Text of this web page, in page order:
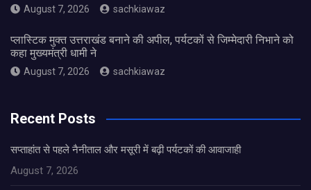
August 7, 2026 sachkiawaz
प्लास्टिक मुक्त उत्तराखंड बनाने की अपील, पर्यटकों से जिम्मेदारी निभाने को
कहा मुख्यमंत्री धामी ने
August 7, 2026 sachkiawaz
Recent Posts
सप्ताहांत से पहले नैनीताल और मसूरी में बढ़ी पर्यटकों की आवाजाही
August 7, 2026